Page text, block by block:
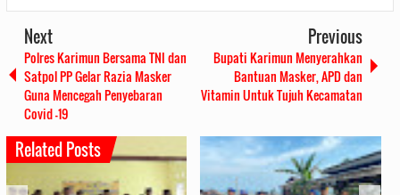
Next
Polres Karimun Bersama TNI dan
Satpol PP Gelar Razia Masker
Guna Mencegah Penyebaran
Covid -19
Previous
Bupati Karimun Menyerahkan
Bantuan Masker, APD dan
Vitamin Untuk Tujuh Kecamatan
Related Posts